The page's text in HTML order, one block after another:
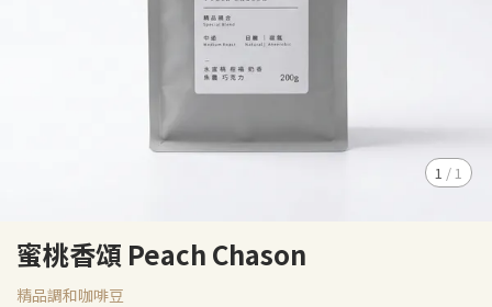
1 / 1
蜜桃香頌 Peach Chason
精品調和咖啡豆